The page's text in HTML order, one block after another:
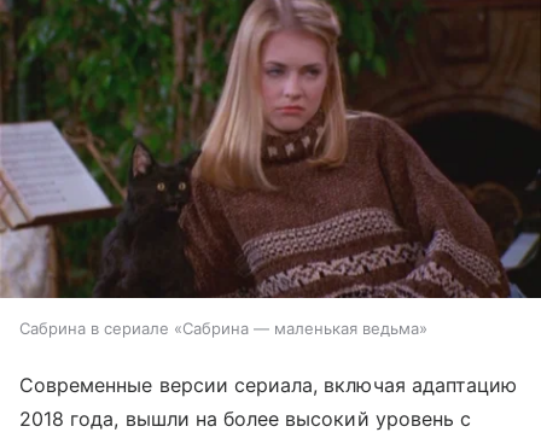
Сабрина в сериале «Сабрина — маленькая ведьма»
Современные версии сериала, включая адаптацию
2018 года, вышли на более высокий уровень с